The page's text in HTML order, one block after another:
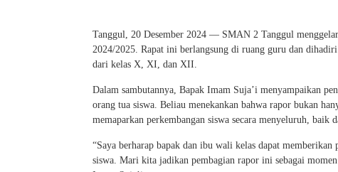
Tanggul, 20 Desember 2024 — SMAN 2 Tanggul
2024/2025. Rapat ini berlangsung di ruang guru dan
dari kelas X, XI, dan XII.
Dalam sambutannya, Bapak Imam Suja’i menyampaikan
orang tua siswa. Beliau menekankan bahwa rapor bukan
memaparkan perkembangan siswa secara menyeluruh, baik
“Saya berharap bapak dan ibu wali kelas dapat
siswa. Mari kita jadikan pembagian rapor ini sebagai